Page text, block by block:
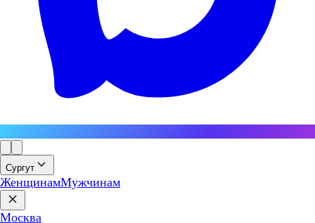
Сургут
ЖенщинамМужчинам
Москва